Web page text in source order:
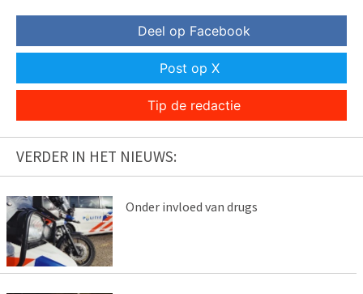
Deel op Facebook
Post op X
Tip de redactie
VERDER IN HET NIEUWS:
Onder invloed van drugs